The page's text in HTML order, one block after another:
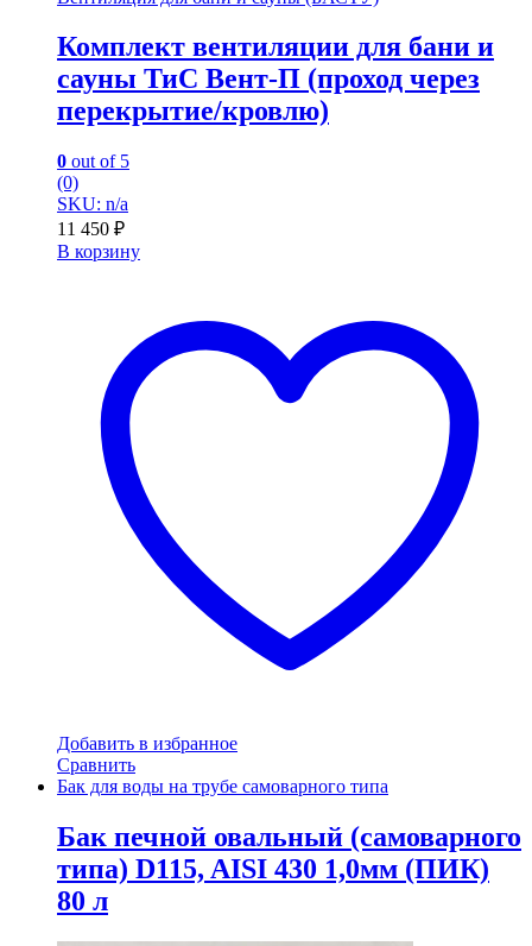
Комплект вентиляции для бани и
сауны ТиС Вент-П (проход через
перекрытие/кровлю)
0 out of 5
(0)
SKU: n/a
11 450 ₽
В корзину
Добавить в избранное
Сравнить
Бак для воды на трубе самоварного типа
Бак печной овальный (самоварного
типа) D115, AISI 430 1,0мм (ПИК)
80 л